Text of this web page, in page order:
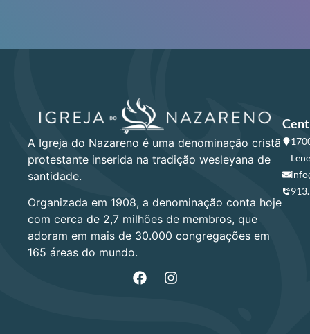
A Igreja do Nazareno é uma denominação cristã
protestante inserida na tradição wesleyana de
santidade.
Organizada em 1908, a denominação conta hoje
com cerca de 2,7 milhões de membros, que
adoram em mais de 30.000 congregações em
165 áreas do mundo.